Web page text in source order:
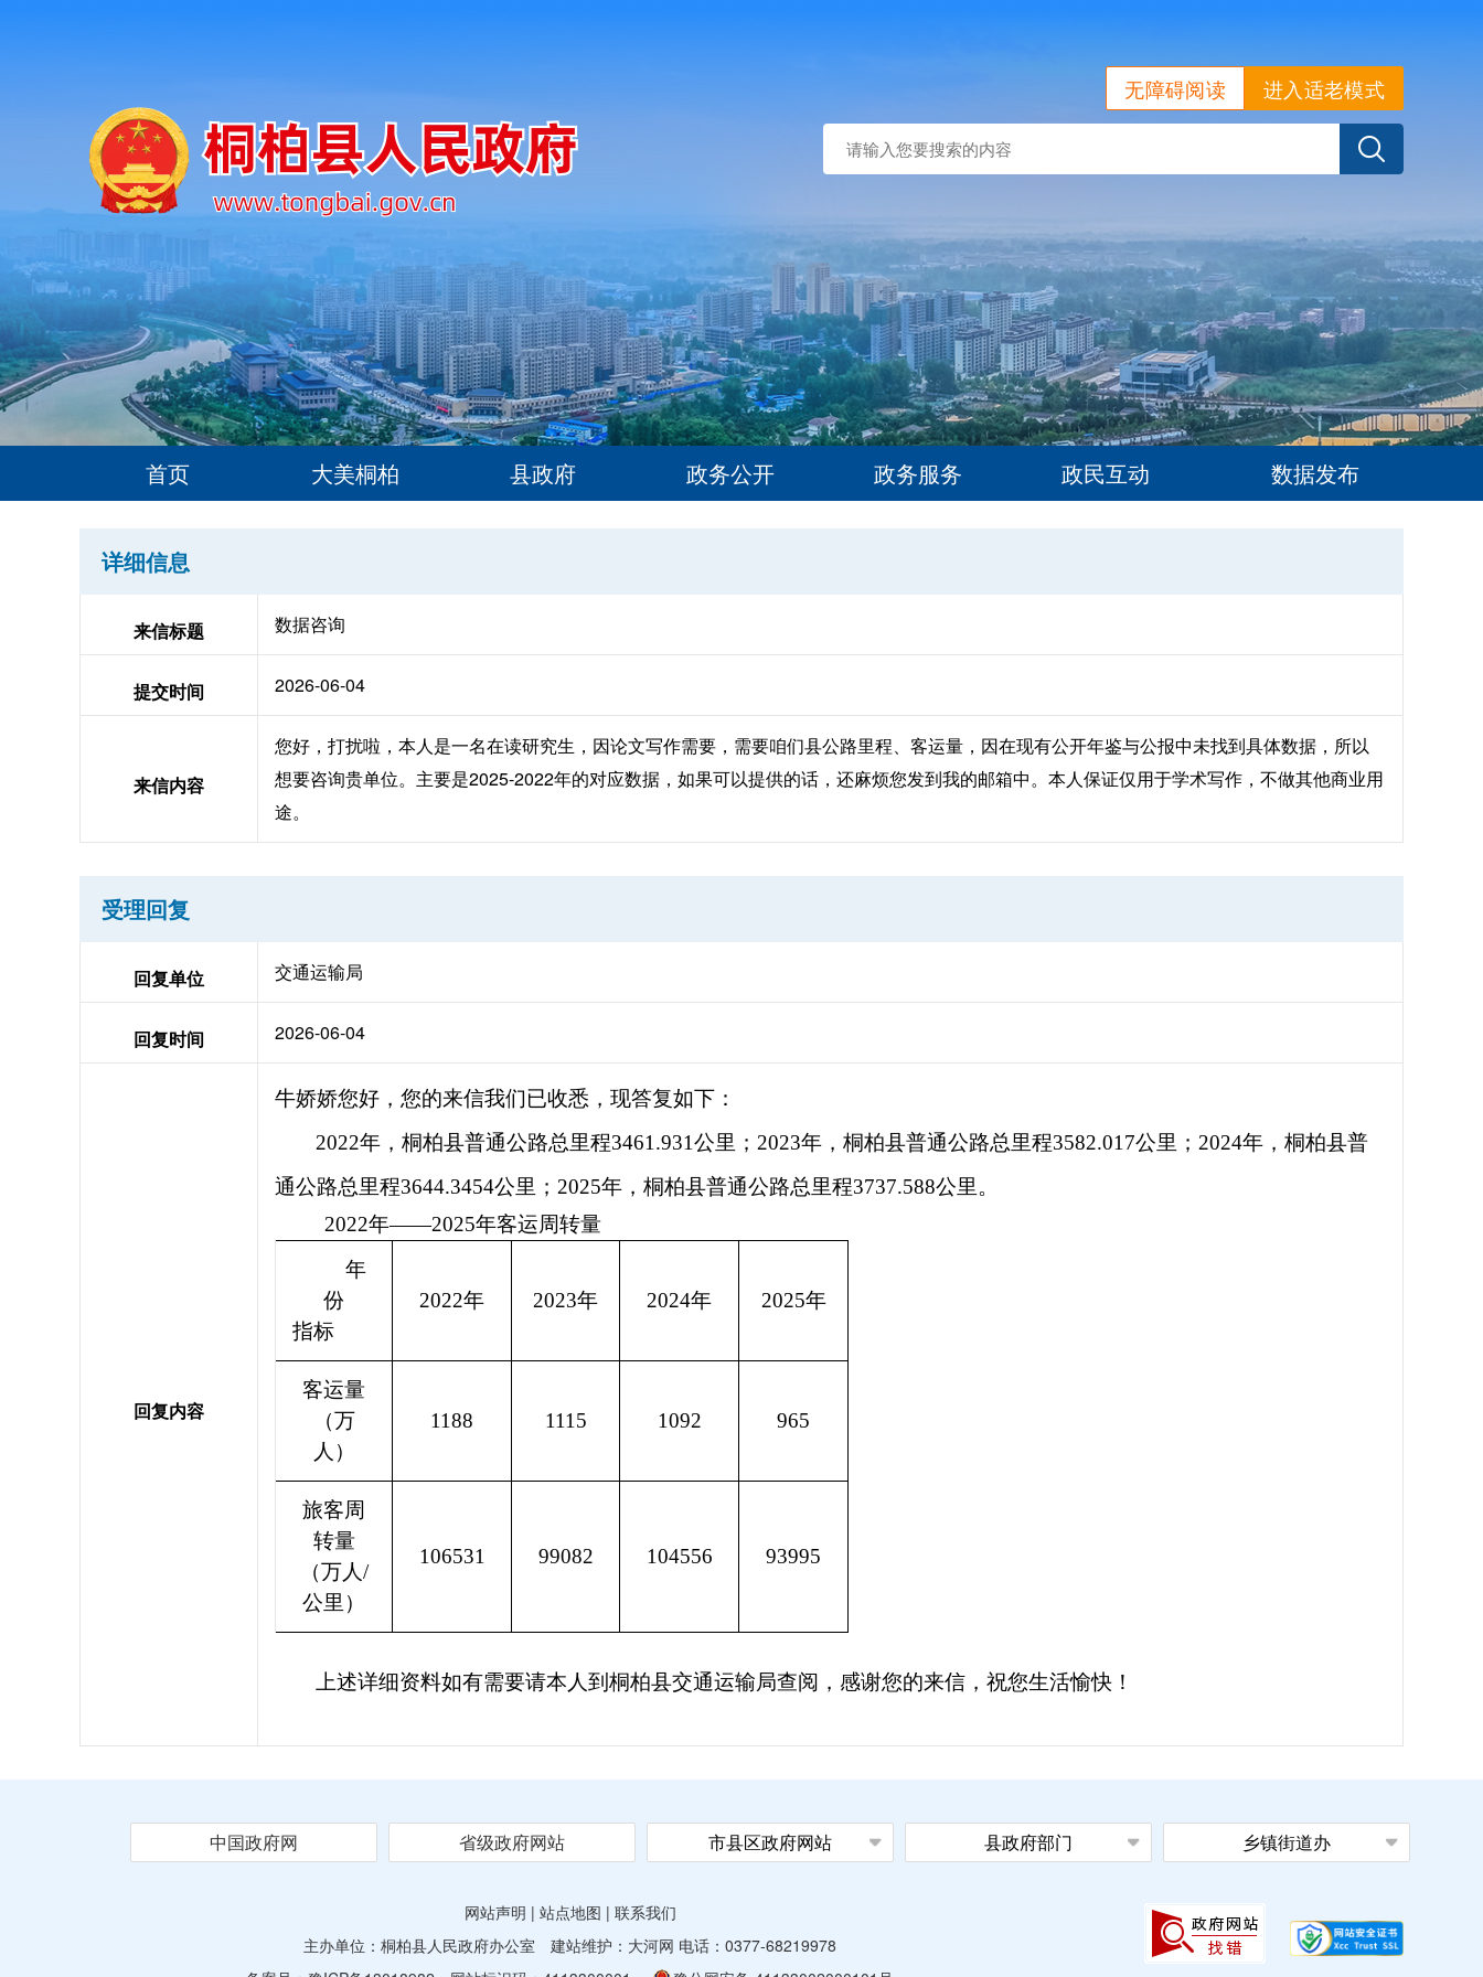
进入适老模式
无障碍阅读
首页 大美桐柏 县政府 政务公开 政务服务 政民互动 数据发布
详细信息
来信标题 数据咨询
提交时间 2026-06-04
来信内容
您好，打扰啦，本人是一名在读研究生，因论文写作需要，需要咱们县公路里程、客运量，因在现有公开年鉴与公报中未找到具体数据，所以
想要咨询贵单位。主要是2025-2022年的对应数据，如果可以提供的话，还麻烦您发到我的邮箱中。本人保证仅用于学术写作，不做其他商业用
途。
受理回复
回复单位 交通运输局
回复时间 2026-06-04
回复内容
牛娇娇您好，您的来信我们已收悉，现答复如下：
2022年，桐柏县普通公路总里程3461.931公里；2023年，桐柏县普通公路总里程3582.017公里 ； 2024年，桐柏县普
通公路总里程3644.3454公里 ； 2025年，桐柏县普通公路总里程3737.588公里。
2022年——2025年客运周转量
年
份
指标
2022年 2023年 2024年 2025年
客运量
（万
人）
1188 1115 1092 965
旅客周
转量
（万人/
公里）
106531 99082 104556 93995
上述详细资料如有需要请本人到桐柏县交通运输局查阅，感谢您的来信，祝您生活愉快！
中国政府网 省级政府网站 市县区政府网站 县政府部门 乡镇街道办
网站声明 | 站点地图 | 联系我们
主办单位：桐柏县人民政府办公室 建站维护：大河网 电话：0377-68219978